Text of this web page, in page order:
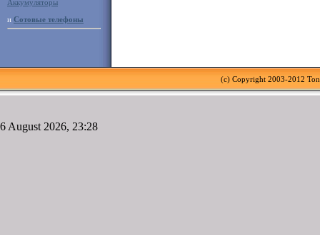
Аккумуляторы
и Сотовые телефоны
(c) Copyright 2003-2012
6 August 2026, 23:28